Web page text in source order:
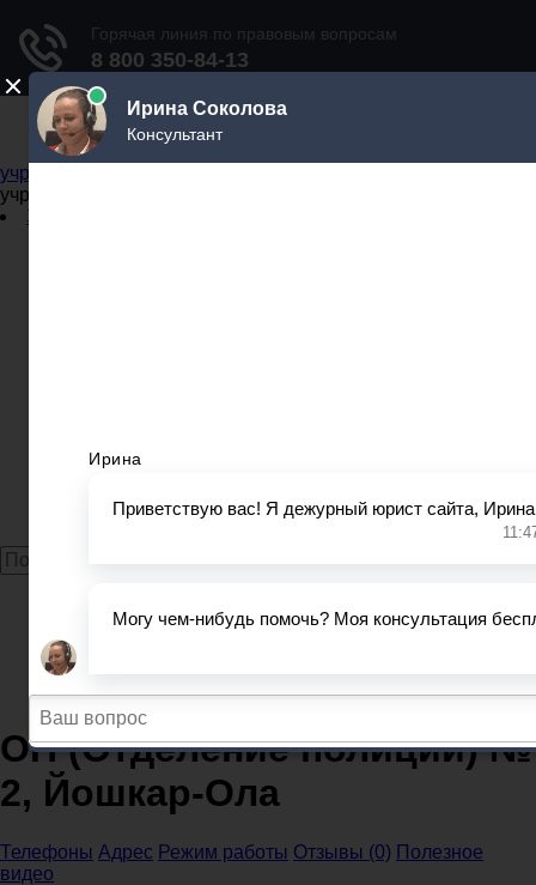
Не официальный справочник государственных
учреждений
учреждений
Задать вопрос юристу
Судебные приставы
Задать вопрос юристу
МВД и ОП Республика Марий Эл
МВД Йошкар-Ола
ОП (Отделение полиции) № 2, Йошкар-Ола
ОП (Отделение полиции) №
2, Йошкар-Ола
Телефоны Адрес Режим работы Отзывы (0) Полезное
видео